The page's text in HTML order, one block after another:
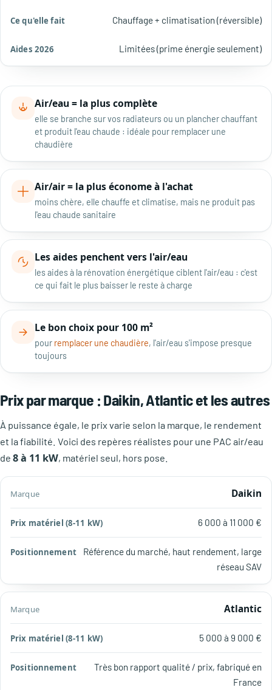
Chauffage + climatisation (réversible)
Limitées (prime énergie seulement)
Air/eau = la plus complète
elle se branche sur vos radiateurs ou un plancher chauffant
et produit l'eau chaude : idéale pour remplacer une
chaudière
Air/air = la plus économe à l'achat
moins chère, elle chauffe et climatise, mais ne produit pas
l'eau chaude sanitaire
Les aides penchent vers l'air/eau
les aides à la rénovation énergétique ciblent l'air/eau : c'est
ce qui fait le plus baisser le reste à charge
Le bon choix pour 100 m²
pour remplacer une chaudière, l'air/eau s'impose presque
toujours
Prix par marque : Daikin, Atlantic et les autres
À puissance égale, le prix varie selon la marque, le rendement
et la fiabilité. Voici des repères réalistes pour une PAC air/eau
de 8 à 11 kW, matériel seul, hors pose.
Marque
(8-11
Positionnement
Daikin
6 000 à 11 000 €
Référence du marché, haut rendement, large
réseau SAV
Atlantic
5 000 à 9 000 €
Très bon rapport qualité / prix, fabriqué en
France